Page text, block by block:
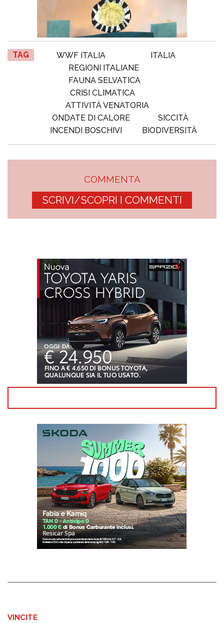
TAG WWF ITALIA
ITALIA
REGIONI ITALIANE
FAUNA SELVATICA
CRISI CLIMATICA
ATTIVITÀ VENATORIA
ONDATE DI CALORE
SICCITÀ
INCENDI BOSCHIVI
BIODIVERSITÀ
COMMENTA
SCRIVI/SCOPRI I COMMENTI
VINCITE